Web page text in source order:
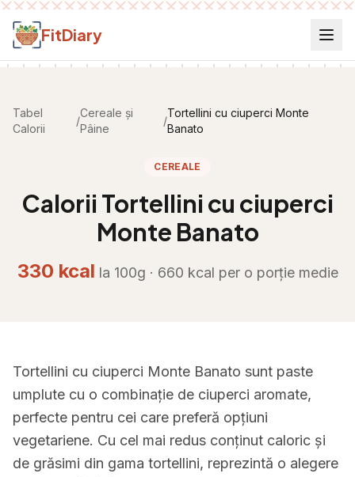
Salt la conținut
FitDiary
Tabel
Calorii
/
Cereale și
Pâine
/
Tortellini cu ciuperci Monte
Banato
CEREALE
Calorii Tortellini cu ciuperci
Monte Banato
330 kcal la 100g · 660 kcal per o porție medie
Tortellini cu ciuperci Monte Banato sunt paste
umplute cu o combinație de ciuperci aromate,
perfecte pentru cei care preferă opțiuni
vegetariene. Cu cel mai redus conținut caloric și
de grăsimi din gama tortellini, reprezintă o alegere